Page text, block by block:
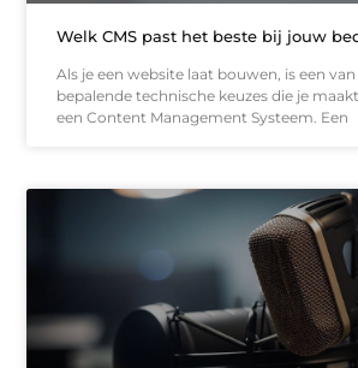
Welk CMS past het beste bij jouw
Als je een website laat bouwen, is een
bepalende technische keuzes die je
een Content Management Systeem. Een